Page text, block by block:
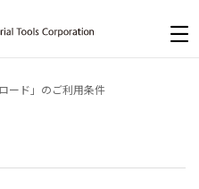
ード」のご利用条件